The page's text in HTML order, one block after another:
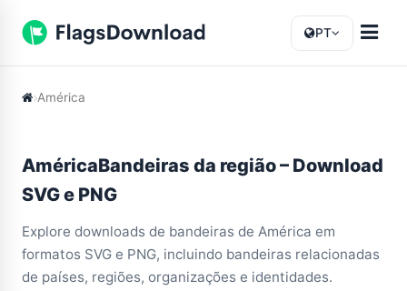
PT
América
AméricaBandeiras da região – Download
SVG e PNG
Explore downloads de bandeiras de América em
formatos SVG e PNG, incluindo bandeiras relacionadas
de países, regiões, organizações e identidades.